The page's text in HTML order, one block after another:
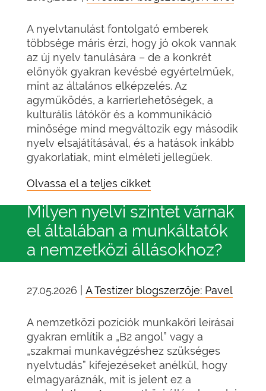
A nyelvtanulást fontolgató emberek
többsége máris érzi, hogy jó okok vannak
az új nyelv tanulására – de a konkrét
előnyök gyakran kevésbé egyértelműek,
mint az általános elképzelés. Az
agyműködés, a karrierlehetőségek, a
kulturális látókör és a kommunikáció
minősége mind megváltozik egy második
nyelv elsajátításával, és a hatások inkább
gyakorlatiak, mint elméleti jellegűek.
Olvassa el a teljes cikket
Milyen nyelvi szintet várnak
el általában a munkáltatók
a nemzetközi állásokhoz?
27.05.2026 | A Testizer blogszerzője: Pavel
A nemzetközi pozíciók munkaköri leírásai
gyakran említik a „B2 angol” vagy a
„szakmai munkavégzéshez szükséges
nyelvtudás” kifejezéseket anélkül, hogy
elmagyaráznák, mit is jelent ez a